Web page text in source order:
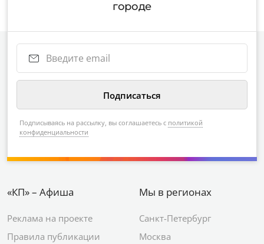
городе
Подписываясь на рассылку, вы соглашаетесь с политикой
конфиденциальности
«КП» – Афиша
Реклама на проекте
Правила публикации
Мы в регионах
Санкт-Петербург
Москва